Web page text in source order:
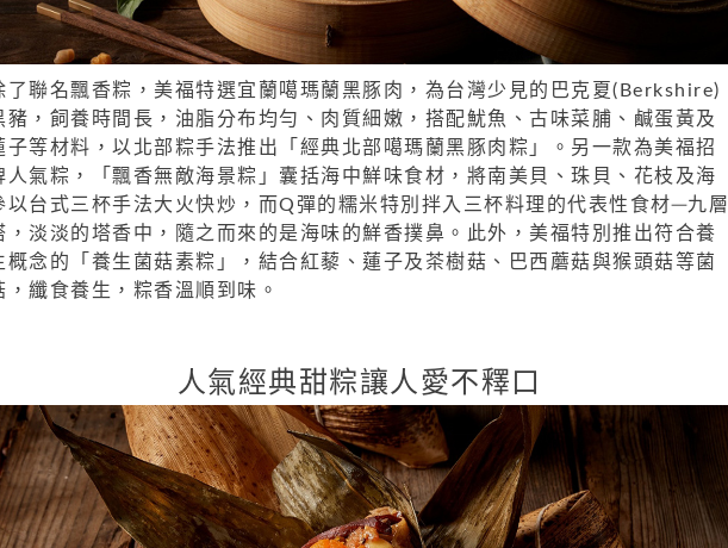
了聯名飄香粽，美福特選宜蘭噶瑪蘭黑豚肉，為台灣少見的巴克夏(Berkshire)
豬，飼養時間長，油脂分布均勻、肉質細嫩，搭配魷魚、古味菜脯、鹹蛋黃及
子等材料，以北部粽手法推出「經典北部噶瑪蘭黑豚肉粽」。另一款為美福招
人氣粽，「飄香無敵海景粽」囊括海中鮮味食材，將南美貝、珠貝、花枝及海
以台式三杯手法大火快炒，而Q彈的糯米特別拌入三杯料理的代表性食材─九層
，淡淡的塔香中，隨之而來的是海味的鮮香撲鼻。此外，美福特別推出符合養
概念的「養生菌菇素粽」，結合紅藜、蓮子及茶樹菇、巴西蘑菇與猴頭菇等菌
，纖食養生，粽香溫順到味。
人氣經典甜粽讓人愛不釋口